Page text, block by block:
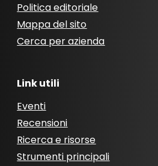
Politica editoriale
Mappa del sito
Cerca per azienda
Link utili
Eventi
Recensioni
Ricerca e risorse
Strumenti principali